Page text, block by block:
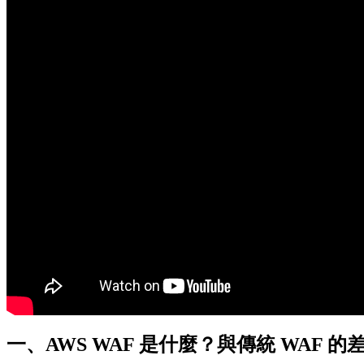
一、 AWS WAF 是什麼？與傳統 WAF 的